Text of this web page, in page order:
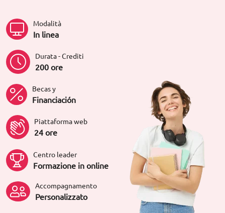
Modalità
In linea
Durata - Crediti
200 ore
Becas y
Financiación
Piattaforma web
24 ore
Centro leader
Formazione in online
Accompagnamento
Personalizzato